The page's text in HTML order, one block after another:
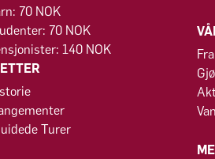
70 NOK
70 NOK
140 NOK
Turer